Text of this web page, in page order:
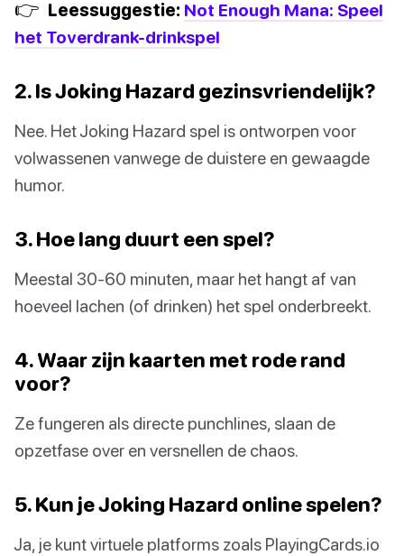
👉 Leessuggestie: Not Enough Mana: Speel
het Toverdrank-drinkspel
2. Is Joking Hazard gezinsvriendelijk?
Nee. Het Joking Hazard spel is ontworpen voor
volwassenen vanwege de duistere en gewaagde
humor.
3. Hoe lang duurt een spel?
Meestal 30-60 minuten, maar het hangt af van
hoeveel lachen (of drinken) het spel onderbreekt.
4. Waar zijn kaarten met rode rand
voor?
Ze fungeren als directe punchlines, slaan de
opzetfase over en versnellen de chaos.
5. Kun je Joking Hazard online spelen?
Ja, je kunt virtuele platforms zoals PlayingCards.io